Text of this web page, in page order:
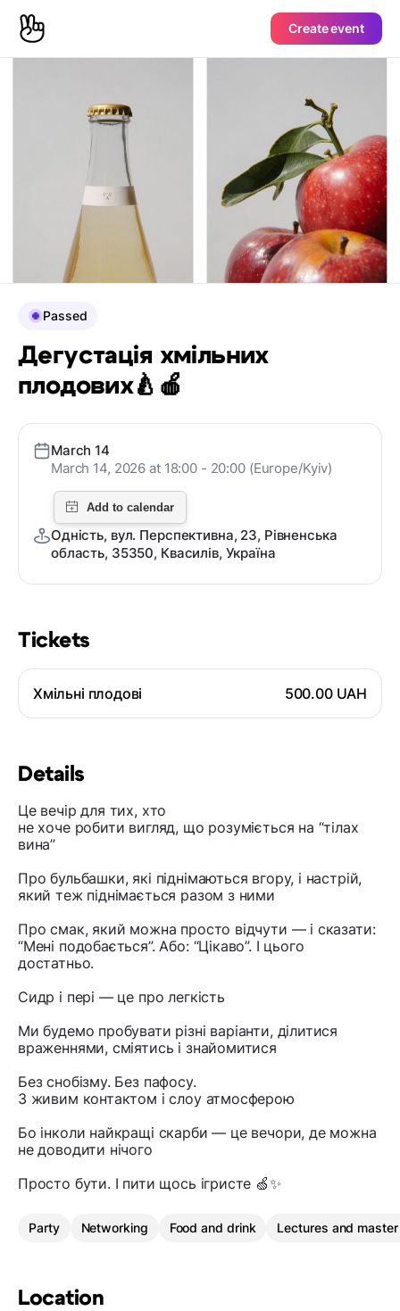
Create event
Tickets
Хмільні плодові 500.00 UAH
Details
Це вечір для тих, хто
не хоче робити вигляд, що розуміється на “тілах
вина”
Про бульбашки, які піднімаються вгору, і настрій,
який теж піднімається разом з ними
Про смак, який можна просто відчути — і сказати:
“Мені подобається”. Або: “Цікаво”. І цього
достатньо.
Сидр і пері — це про легкість
Ми будемо пробувати різні варіанти, ділитися
враженнями, сміятись і знайомитися
Без снобізму. Без пафосу.
З живим контактом і слоу атмосферою
Бо інколи найкращі скарби — це вечори, де можна
не доводити нічого
Просто бути. І пити щось ігристе 🍏✨
Party Networking Food and drink Lectures and
Location
Passed
Дегустація хмільних
плодових🍐🍎
March 14
March 14, 2026 at 18:00 - 20:00 (Europe/Kyiv)
Одність, вул. Перспективна, 23, Рівненська
область, 35350, Квасилів, Україна